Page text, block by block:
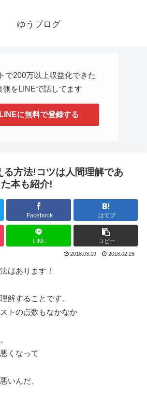
ゆうブログ
で200万以上収益化できた
側をLINEで話してます
LINEに無料で登録する
る方法!コツは人間理解であ
本も紹介!
Facebook はてブ
LINE コピー
2018.03.19 2018.02.26
はあります！
解することです。
トの点数もなかなか
くなって
いんだ、